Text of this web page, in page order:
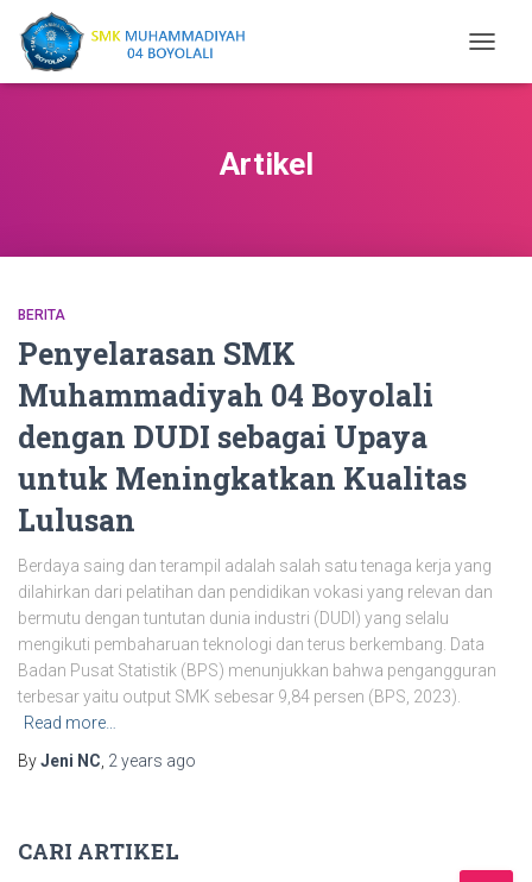
Artikel
BERITA
Penyelarasan SMK
Muhammadiyah 04 Boyolali
dengan DUDI sebagai Upaya
untuk Meningkatkan Kualitas
Lulusan
Berdaya saing dan terampil adalah salah satu tenaga kerja yang
dilahirkan dari pelatihan dan pendidikan vokasi yang relevan dan
bermutu dengan tuntutan dunia industri (DUDI) yang selalu
mengikuti pembaharuan teknologi dan terus berkembang. Data
Badan Pusat Statistik (BPS) menunjukkan bahwa pengangguran
terbesar yaitu output SMK sebesar 9,84 persen (BPS, 2023).
Read more…
ByJeni NC 2 years ago
CARI ARTIKEL